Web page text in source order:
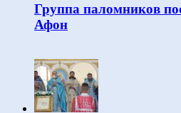
Группа паломников
Афон